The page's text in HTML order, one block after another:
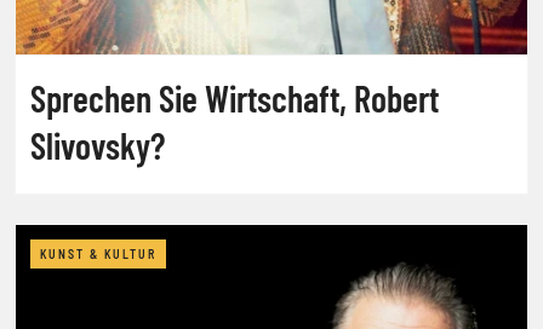
Sprechen Sie Wirtschaft, Robert
Slivovsky?
KUNST & KULTUR